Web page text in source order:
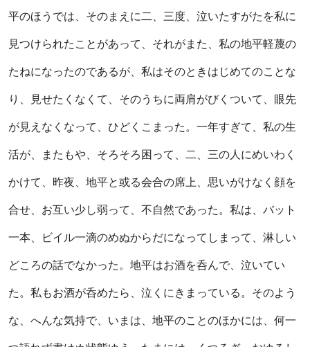
平のほうでは、そのまえに二、三度、泣いたすがたを私に
見つけられたことがあって、それがまた、私の地平軽蔑の
たねになったのであるが、私はそのときはじめてのことな
り、見せたくなくて、そのうちに両肩がびくついて、眼先
が見えなくなって、ひどくこまった。一年すぎて、私の生
活が、またもや、そろそろ困って、二、三の人にめいわく
かけて、昨夜、地平と或る会合の席上、思いがけなく顔を
合せ、お互い少し弱って、不自然であった。私は、バット
一本、ビイル一滴のめぬからだになってしまって、淋しい
どころの話でなかった。地平はお酒を呑んで、泣いてい
た。私もお酒が呑めたら、泣くにきまっている。そのよう
な、へんな気持で、いまは、地平のことのほかには、何一